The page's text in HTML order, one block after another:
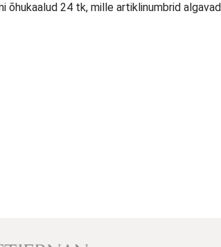
õhukaalud 24 tk, mille artiklinumbrid